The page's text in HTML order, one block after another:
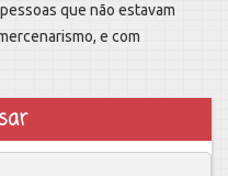
que não estavam
e com